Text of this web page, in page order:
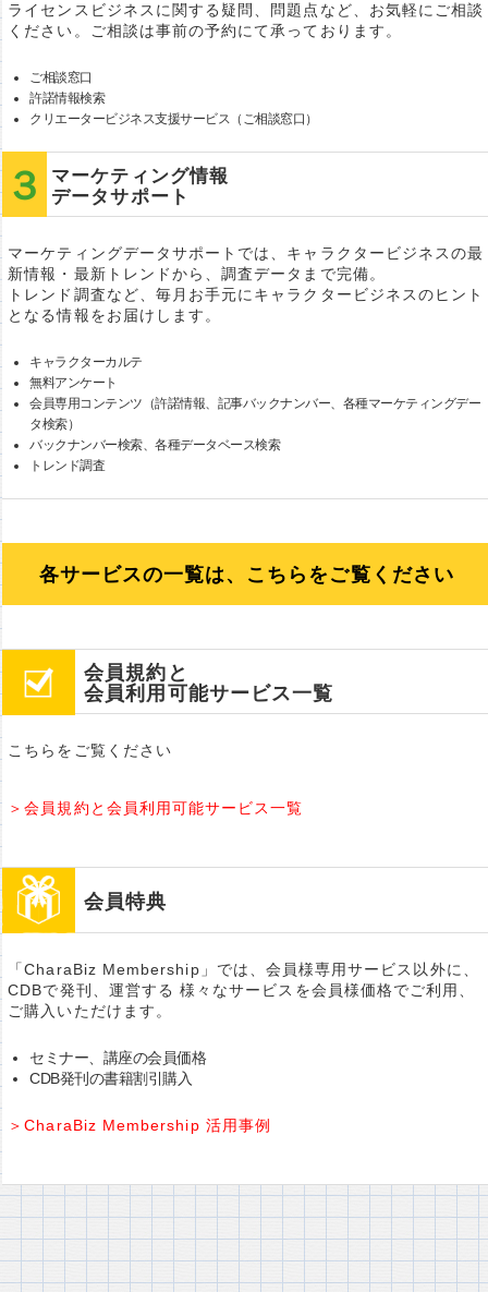
ライセンスビジネスに関する疑問、問題点など、お気軽にご相談
ください。ご相談は事前の予約にて承っております。
ご相談窓口
許諾情報検索
クリエータービジネス支援サービス（ご相談窓口）
マーケティング情報
データサポート
マーケティングデータサポートでは、キャラクタービジネスの最
新情報・最新トレンドから、調査データまで完備。
トレンド調査など、毎月お手元にキャラクタービジネスのヒント
となる情報をお届けします。
キャラクターカルテ
無料アンケート
会員専用コンテンツ（許諾情報、記事バックナンバー、各種マーケティングデー
タ検索）
バックナンバー検索、各種データベース検索
トレンド調査
各サービスの一覧は、こちらをご覧ください
会員規約と
会員利用可能サービス一覧
こちらをご覧ください
＞会員規約と会員利用可能サービス一覧
会員特典
「CharaBiz Membership」では、会員様専用サービス以外に、
CDBで発刊、運営する 様々なサービスを会員様価格でご利用、
ご購入いただけます。
セミナー、講座の会員価格
CDB発刊の書籍割引購入
＞CharaBiz Membership 活用事例